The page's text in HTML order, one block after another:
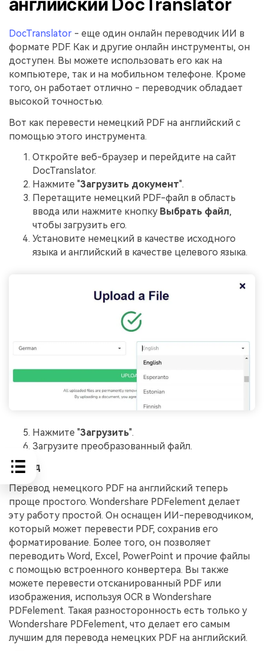
DocTranslator - еще один онлайн переводчик ИИ в
формате PDF. Как и другие онлайн инструменты, он
доступен. Вы можете использовать его как на
компьютере, так и на мобильном телефоне. Кроме
того, он работает отлично - переводчик обладает
высокой точностью.
Вот как перевести немецкий PDF на английский с
помощью этого инструмента.
Откройте веб-браузер и перейдите на сайт
DocTranslator.
Нажмите "Загрузить документ".
Перетащите немецкий PDF-файл в область
ввода или нажмите кнопку Выбрать файл,
чтобы загрузить его.
Установите немецкий в качестве исходного
языка и английский в качестве целевого языка.
Нажмите "Загрузить".
Загрузите преобразованный файл.
Вывод
Перевод немецкого PDF на английский теперь
проще простого. Wondershare PDFelement делает
эту работу простой. Он оснащен ИИ-переводчиком,
который может перевести PDF, сохранив его
форматирование. Более того, он позволяет
переводить Word, Excel, PowerPoint и прочие файлы
с помощью встроенного конвертера. Вы также
можете перевести отсканированный PDF или
изображения, используя OCR в Wondershare
PDFelement. Такая разносторонность есть только у
Wondershare PDFelement, что делает его самым
лучшим для перевода немецких PDF на английский.